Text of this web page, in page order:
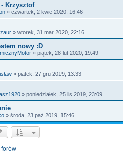
Krzysztof
» czwartek, 2 kwie 2020, 16:46
» wtorek, 31 mar 2020, 22:16
nowy :D
» piątek, 28 lut 2020, 19:49
» piątek, 27 gru 2019, 13:33
» poniedziałek, 25 lis 2019, 23:09
» środa, 23 paź 2019, 15:46